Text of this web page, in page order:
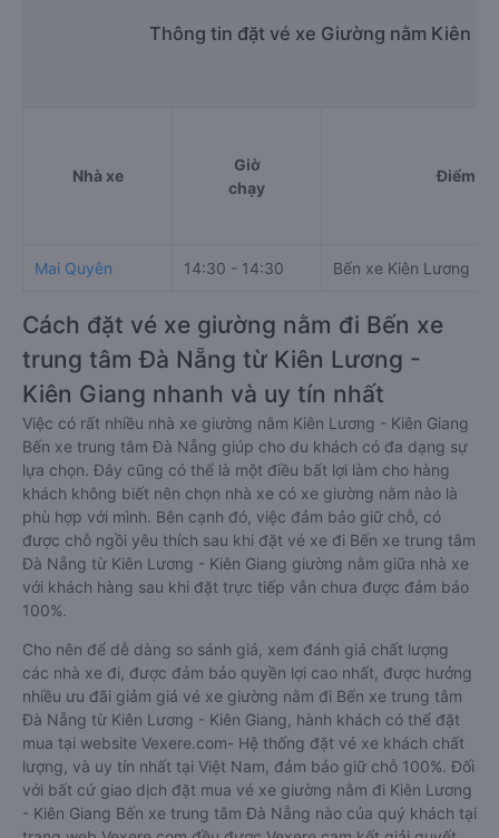
Thông tin đặt vé xe Giường nằm Kiên
Nhà xe
Giờ
chạy
Điểm đi
Mai Quyên 14:30 - 14:30 Bến xe Kiên Lương
Cách đặt vé xe giường nằm đi Bến xe
trung tâm Đà Nẵng từ Kiên Lương -
Kiên Giang nhanh và uy tín nhất
Việc có rất nhiều nhà xe giường nằm Kiên Lương - Kiên Giang
Bến xe trung tâm Đà Nẵng giúp cho du khách có đa dạng sự
lựa chọn. Đây cũng có thể là một điều bất lợi làm cho hàng
khách không biết nên chọn nhà xe có xe giường nằm nào là
phù hợp với mình. Bên cạnh đó, việc đảm bảo giữ chỗ, có
được chỗ ngồi yêu thích sau khi đặt vé xe đi Bến xe trung tâm
Đà Nẵng từ Kiên Lương - Kiên Giang giường nằm giữa nhà xe
với khách hàng sau khi đặt trực tiếp vẫn chưa được đảm bảo
100%.
Cho nên để dễ dàng so sánh giá, xem đánh giá chất lượng
các nhà xe đi, được đảm bảo quyền lợi cao nhất, được hưởng
nhiều ưu đãi giảm giá vé xe giường nằm đi Bến xe trung tâm
Đà Nẵng từ Kiên Lương - Kiên Giang, hành khách có thể đặt
mua tại website Vexere.com- Hệ thống đặt vé xe khách chất
lượng, và uy tín nhất tại Việt Nam, đảm bảo giữ chỗ 100%. Đối
với bất cứ giao dịch đặt mua vé xe giường nằm đi Kiên Lương
- Kiên Giang Bến xe trung tâm Đà Nẵng nào của quý khách tại